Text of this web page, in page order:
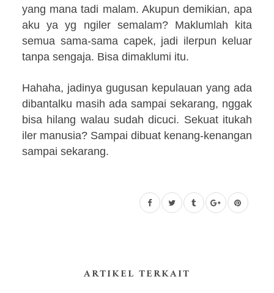
yang mana tadi malam. Akupun demikian, apa
aku ya yg ngiler semalam? Maklumlah kita
semua sama-sama capek, jadi ilerpun keluar
tanpa sengaja. Bisa dimaklumi itu.
Hahaha, jadinya gugusan kepulauan yang ada
dibantalku masih ada sampai sekarang, nggak
bisa hilang walau sudah dicuci. Sekuat itukah
iler manusia? Sampai dibuat kenang-kenangan
sampai sekarang.
ARTIKEL TERKAIT